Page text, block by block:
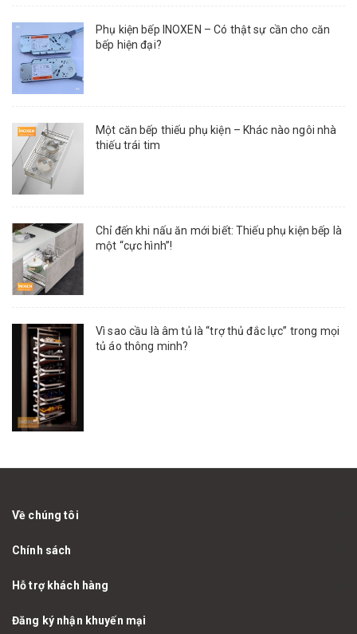
Phụ kiện bếp INOXEN – Có thật sự cần cho căn
bếp hiện đại?
Một căn bếp thiếu phụ kiện – Khác nào ngôi nhà
thiếu trái tim
Chỉ đến khi nấu ăn mới biết: Thiếu phụ kiện bếp là
một “cực hình”!
Vì sao cầu là âm tủ là “trợ thủ đắc lực” trong mọi
tủ áo thông minh?
Về chúng tôi
Chính sách
Hỗ trợ khách hàng
Đăng ký nhận khuyến mại